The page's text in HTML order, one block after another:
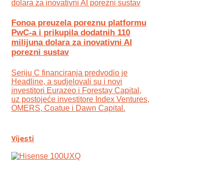
Fonoa preuzela poreznu platformu
PwC-a i prikupila dodatnih 110
milijuna dolara za inovativni AI
porezni sustav
Seriju C financiranja predvodio je
Headline, a sudjelovali su i novi
investitori Eurazeo i Forestay Capital,
uz postojeće investitore Index Ventures,
OMERS, Coatue i Dawn Capital.
Vijesti